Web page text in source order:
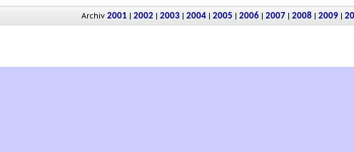
Archiv 2001 | 2002 | 2003 | 2004 | 2005 | 2006 | 2007 | 2008 | 2009 |